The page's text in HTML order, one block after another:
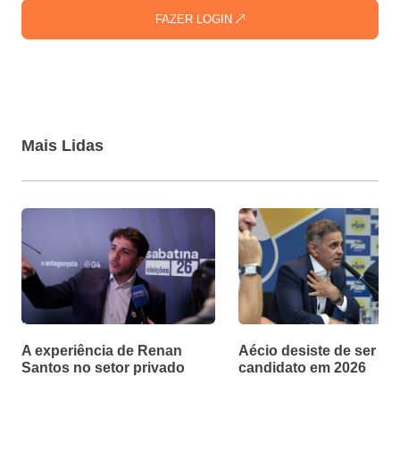
FAZER LOGIN
Mais Lidas
A experiência de Renan
Santos no setor privado
Aécio desiste de ser
candidato em 2026